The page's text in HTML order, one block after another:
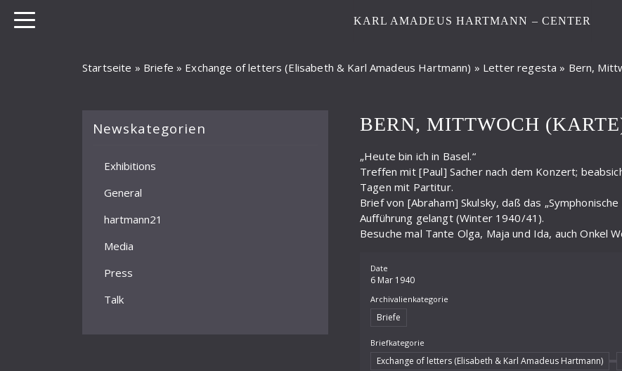
KARL AMADEUS HARTMANN – CENTER
Startseite » Briefe » Exchange of letters (Elisabeth & Karl Amadeus Hartmann) » Letter regesta » Bern,
Newskategorien
Exhibitions
General
hartmann21
Media
Press
Talk
BERN, MITTWOCH
„Heute bin ich in Basel.“
Treffen mit [Paul] Sacher nach dem Konzert;
Tagen mit Partitur.
Brief von [Abraham] Skulsky, daß das
Aufführung gelangt (Winter 1940/41).
Besuche mal Tante Olga, Maja und Ida, auch Onkel
Date
6 Mar 1940
Archivalienkategorie
Briefe
Briefkategorie
Exchange of letters (Elisabeth & Karl Amadeus Hartmann)